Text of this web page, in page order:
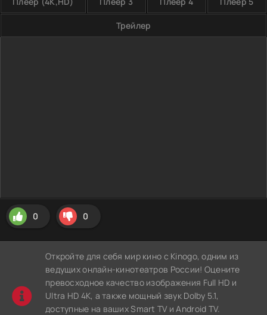
Трейлер
0 0
Откройте для себя мир кино с Kinogo, одним из
ведущих онлайн-кинотеатров России! Оцените
превосходное качество изображения Full HD и
Ultra HD 4K, а также мощный звук Dolby 5.1,
доступные на ваших Smart TV и Android TV.